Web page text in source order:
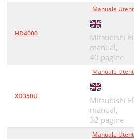
HD4000
Manuale
Mitsubishi
manual,
40 pagine
XD350U
Manuale
Mitsubishi
manual,
32 pagine
Manuale